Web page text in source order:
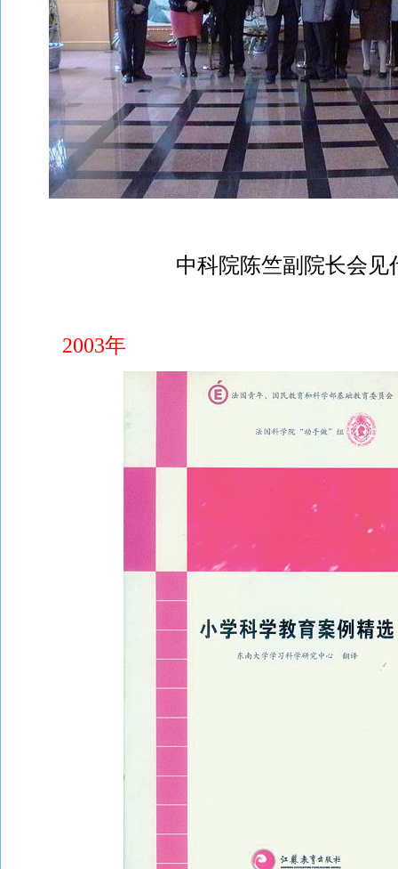
中科院陈竺副院长会见
2003年